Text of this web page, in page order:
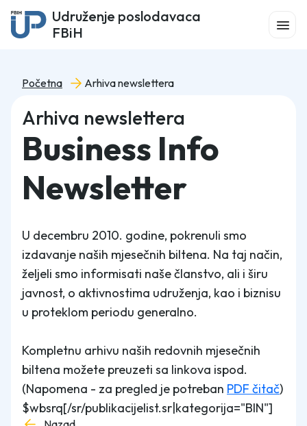
Udruženje poslodavaca
FBiH
Početna Arhiva newslettera
Arhiva newslettera
Business Info
Newsletter
U decembru 2010. godine, pokrenuli smo
izdavanje naših mjesečnih biltena. Na taj način,
željeli smo informisati naše članstvo, ali i širu
javnost, o aktivnostima udruženja, kao i biznisu
u proteklom periodu generalno.
Kompletnu arhivu naših redovnih mjesečnih
biltena možete preuzeti sa linkova ispod.
(Napomena - za pregled je potreban PDF čitač)
$wbsrq[/sr/publikacijelist.sr|kategorija="BIN"]